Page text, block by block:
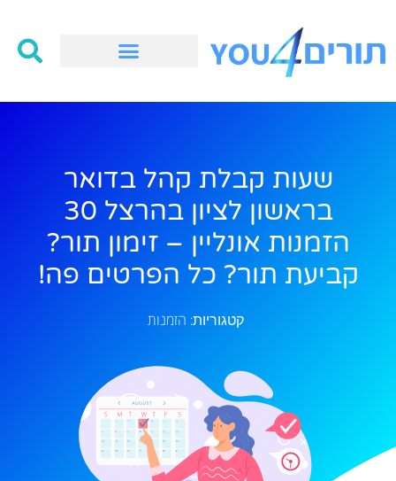
שעות קבלת קהל בדואר
בראשון לציון בהרצל 30
הזמנות אונליין – זימון תור?
קביעת תור? כל הפרטים פה!
קטגוריות: הזמנות